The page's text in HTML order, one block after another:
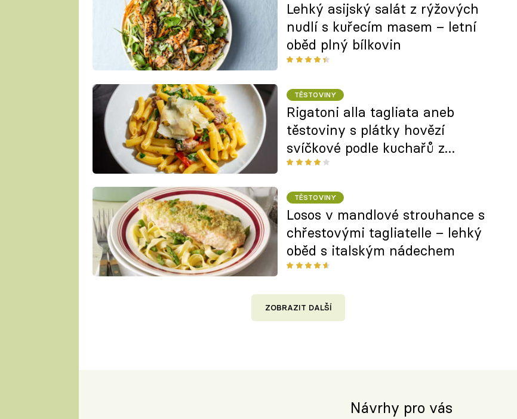
Lehký asijský salát z rýžových
nudlí s kuřecím masem – letní
oběd plný bílkovin
TĚSTOVINY
Rigatoni alla tagliata aneb
těstoviny s plátky hovězí
svíčkové podle kuchařů z
Pastacaffé
TĚSTOVINY
Losos v mandlové strouhance s
chřestovými tagliatelle – lehký
oběd s italským nádechem
ZOBRAZIT DALŠÍ
Návrhy pro vás